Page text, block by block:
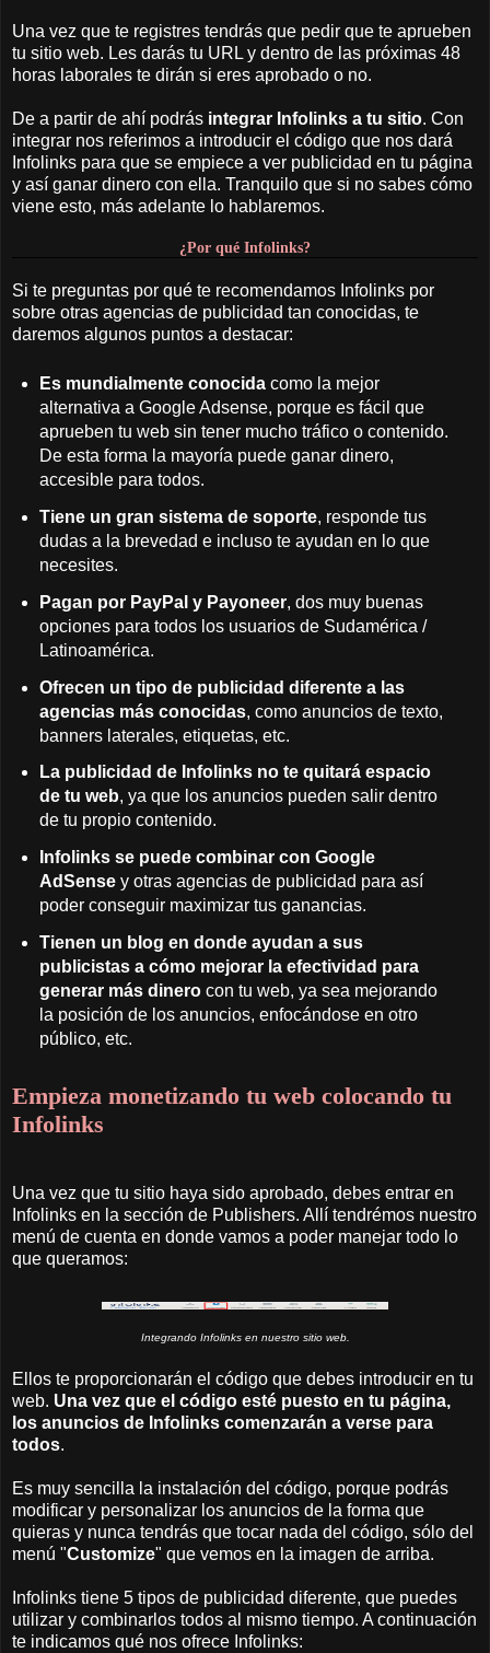
Una vez que te registres tendrás que pedir que te aprueben
tu sitio web. Les darás tu URL y dentro de las próximas 48
horas laborales te dirán si eres aprobado o no.
De a partir de ahí podrás integrar Infolinks a tu sitio. Con
integrar nos referimos a introducir el código que nos dará
Infolinks para que se empiece a ver publicidad en tu página
y así ganar dinero con ella. Tranquilo que si no sabes cómo
viene esto, más adelante lo hablaremos.
¿Por qué Infolinks?
Si te preguntas por qué te recomendamos Infolinks por
sobre otras agencias de publicidad tan conocidas, te
daremos algunos puntos a destacar:
Es mundialmente conocidacomo la mejor
alternativa a Google Adsense, porque es fácil que
aprueben tu web sin tener mucho tráfico o contenido.
De esta forma la mayoría puede ganar dinero,
accesible para todos.
Tiene un gran sistema de soporte, responde tus
dudas a la brevedad e incluso te ayudan en lo que
necesites.
Pagan por PayPal y Payoneer, dos muy buenas
opciones para todos los usuarios de Sudamérica /
Latinoamérica.
Ofrecen un tipo de publicidad diferente a las
agencias más conocidas, como anuncios de texto,
banners laterales, etiquetas, etc.
La publicidad de Infolinks no te quitará espacio
de tu web, ya que los anuncios pueden salir dentro
de tu propio contenido.
Infolinks se puede combinar con Google
AdSensey otras agencias de publicidad para así
poder conseguir maximizar tus ganancias.
Tienen un blog en donde ayudan a sus
publicistas a cómo mejorar la efectividad para
generar más dinerocon tu web, ya sea mejorando
la posición de los anuncios, enfocándose en otro
público, etc.
Empieza monetizando tu web colocando tu
Infolinks
Una vez que tu sitio haya sido aprobado, debes entrar en
Infolinks en la sección de Publishers. Allí tendrémos nuestro
menú de cuenta en donde vamos a poder manejar todo lo
que queramos:
Integrando Infolinks en nuestro sitio web.
Ellos te proporcionarán el código que debes introducir en tu
web. Una vez que el código esté puesto en tu página,
los anuncios de Infolinks comenzarán a verse para
todos.
Es muy sencilla la instalación del código, porque podrás
modificar y personalizar los anuncios de la forma que
quieras y nunca tendrás que tocar nada del código, sólo del
menú "Customize" que vemos en la imagen de arriba.
Infolinks tiene 5 tipos de publicidad diferente, que puedes
utilizar y combinarlos todos al mismo tiempo. A continuación
te indicamos qué nos ofrece Infolinks: